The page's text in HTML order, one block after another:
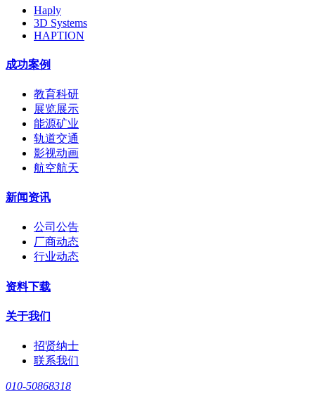
Haply
3D Systems
HAPTION
成功案例
教育科研
展览展示
能源矿业
轨道交通
影视动画
航空航天
新闻资讯
公司公告
厂商动态
行业动态
资料下载
关于我们
招贤纳士
联系我们
010-50868318